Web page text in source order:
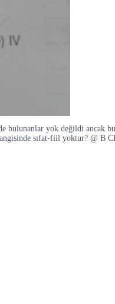
bulunanlar yok değildi ancak
sıfat-fiil yoktur? @ B